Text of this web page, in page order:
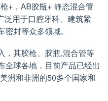
+，AB胶瓶+ 静态混合管
泛用于口腔牙科、建筑紧
封等众多领域。
，其胶枪、胶瓶,混合管等
全球各地，目前产品已经出
洲和非洲的50多个国家和